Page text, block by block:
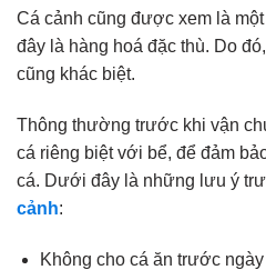
Cá cảnh cũng được xem là
đây là hàng hoá đặc thù. Do
cũng khác biệt.
Thông thường trước khi vận
cá riêng biệt với bể, để đảm
cá. Dưới đây là những lưu ý
cảnh:
Không cho cá ăn trước